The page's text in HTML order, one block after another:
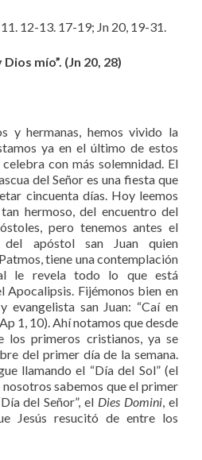
12-13. 17-19; Jn 20, 19-31.
mío”. (Jn 20, 28)
y hermanas, hemos vivido la
ya en el último de estos
con más solemnidad. El
del Señor es una fiesta que
cincuenta días. Hoy leemos
hermoso, del encuentro del
pero tenemos antes el
apóstol san Juan quien
tiene una contemplación
le revela todo lo que está
Fijémonos bien en
san Juan: “Caí en
1, 10). Ahí notamos que desde
los primeros cristianos, ya se
del primer día de la semana.
llamando el “Día del Sol” (el
nosotros sabemos que el primer
del Señor”, el Dies Domini, el
Jesús resucitó de entre los